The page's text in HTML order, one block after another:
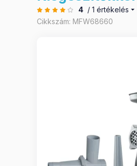
4 / 1 értékelés
Cikkszám: MFW68660